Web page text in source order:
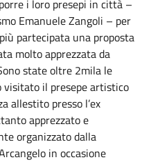
i loro presepi in città –
Emanuele Zangoli – per
partecipata una proposta
molto apprezzata da
state oltre 2mila le
il presepe artistico
allestito presso l’ex
apprezzato e
organizzato dalla
in occasione